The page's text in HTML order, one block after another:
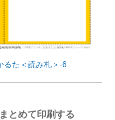
るた＜読み札＞-6
とめて印刷する